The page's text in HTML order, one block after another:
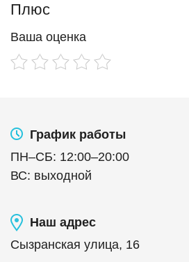
Плюс
Ваша оценка
График работы
ПН–СБ: 12:00–20:00
ВС: выходной
Наш адрес
Сызранская улица, 16